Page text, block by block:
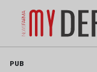
PUB